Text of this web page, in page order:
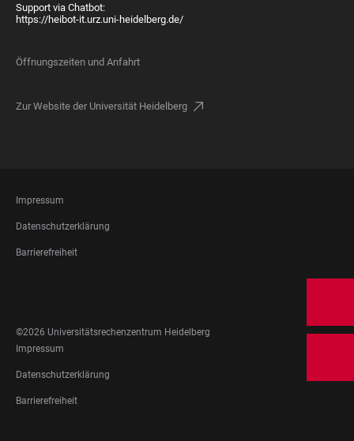
Support via Chatbot:
https://heibot-it.urz.uni-heidelberg.de/
Öffnungszeiten und Anfahrt
Zur Website der Universität Heidelberg
FOOTER
LEGAL
Impressum
Datenschutzerklärung
Barrierefreiheit
MEDIA
©2026 Universitätsrechenzentrum Heidelberg
FOOTER
LEGAL
Impressum
Datenschutzerklärung
Barrierefreiheit